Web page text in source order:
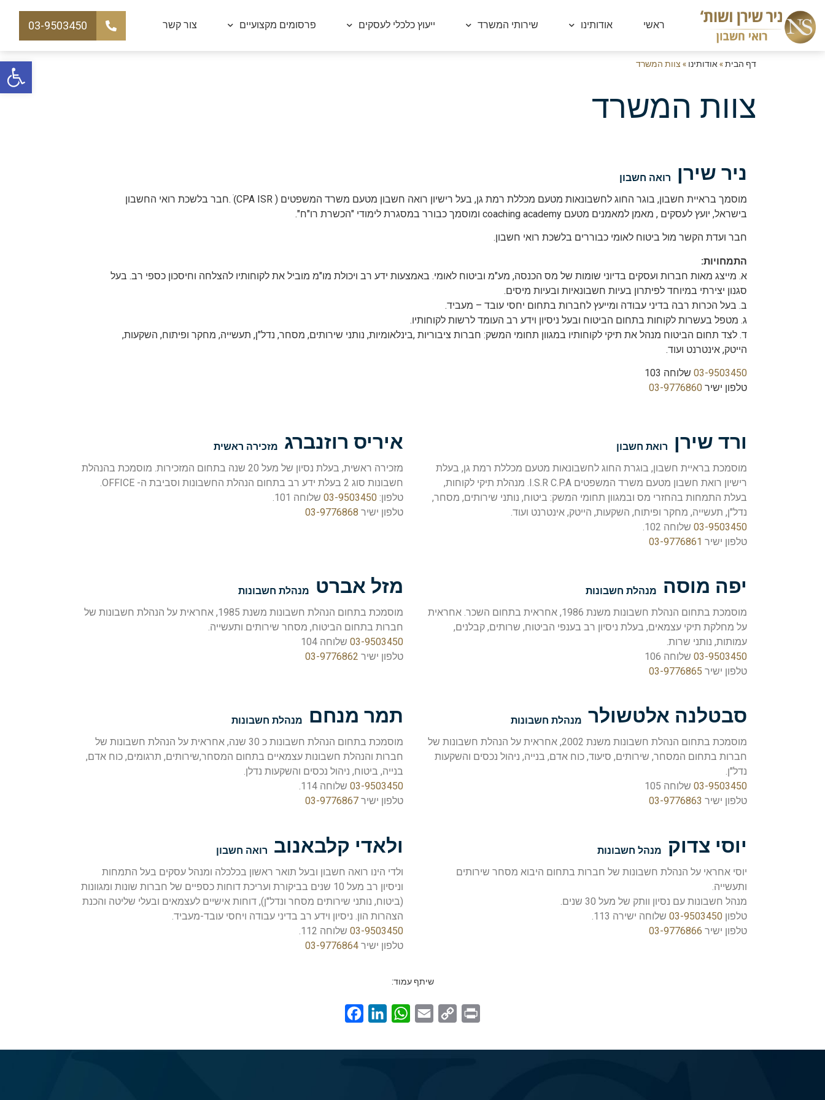
ראשי אודותינו שירותי המשרד ייעוץ כלכלי לעסקים פרסומים מקצועיים צור קשר 03-9503450
דף הבית»אודותינו » צוות המשרד
צוות המשרד
ניר שירן
רואה חשבון
מוסמך בראיית חשבון, בוגר החוג לחשבונאות מטעם מכללת רמת גן, בעל רישיון רואה חשבון מטעם משרד המשפטים ( CPA ISR)ׂ .חבר בלשכת רואי החשבון
בישראל, יועץ לעסקים , מאמן למאמנים מטעם coaching academy ומוסמך כבורר במסגרת לימודי "הכשרת רו"ח".
חבר ועדת הקשר מול ביטוח לאומי כבוררים בלשכת רואי חשבון.
התמחויות:
א. מייצג מאות חברות ועסקים בדיוני שומות של מס הכנסה, מע"מ וביטוח לאומי. באמצעות ידע רב ויכולת מו"מ מוביל את לקוחותיו להצלחה וחיסכון כספי רב. בעל
סגנון יצירתי במיוחד לפיתרון בעיות חשבונאיות ובעיות מיסים.
ב. בעל הכרות רבה בדיני עבודה ומייעץ לחברות בתחום יחסי עובד – מעביד.
ג. מטפל בעשרות לקוחות בתחום הביטוח ובעל ניסיון וידע רב העומד לרשות לקוחותיו.
ד. לצד תחום הביטוח מנהל את תיקי לקוחותיו במגוון תחומי המשק: חברות ציבוריות ,בינלאומיות, נותני שירותים, מסחר, נדל"ן, תעשייה, מחקר ופיתוח, השקעות,
הייטק, אינטרנט ועוד.
03-9503450 שלוחה 103
טלפון ישיר 03-9776860
ורד שירן
רואת חשבון
מוסמכת בראיית חשבון, בוגרת החוג לחשבונאות מטעם מכללת רמת גן, בעלת
רישיון רואת חשבון מטעם משרד המשפטים I.S.R C.P.A. מנהלת תיקי לקוחות,
בעלת התמחות בהחזרי מס ובמגוון תחומי המשק: ביטוח, נותני שירותים, מסחר,
נדל"ן, תעשייה, מחקר ופיתוח, השקעות, הייטק, אינטרנט ועוד.
03-9503450 שלוחה 102.
טלפון ישיר 03-9776861
איריס רוזנברג
מזכירה ראשית
מזכירה ראשית, בעלת נסיון של מעל 20 שנה בתחום המזכירות. מוסמכת בהנהלת
חשבונות סוג 2 בעלת ידע רב בתחום הנהלת החשבונות וסביבת ה- OFFICE.
טלפון: 03-9503450 שלוחה 101.
טלפון ישיר 03-9776868
יפה מוסה
מנהלת חשבונות
מוסמכת בתחום הנהלת חשבונות משנת 1986, אחראית בתחום השכר. אחראית
על מחלקת תיקי עצמאים, בעלת ניסיון רב בענפי הביטוח, שרותים, קבלנים,
עמותות, נותני שרות.
03-9503450 שלוחה 106
טלפון ישיר 03-9776865
מזל אברט
מנהלת חשבונות
מוסמכת בתחום הנהלת חשבונות משנת 1985, אחראית על הנהלת חשבונות של
חברות בתחום הביטוח, מסחר שירותים ותעשייה.
03-9503450 שלוחה 104
טלפון ישיר 03-9776862
סבטלנה אלטשולר מנהלת חשבונות
מוסמכת בתחום הנהלת חשבונות משנת 2002, אחראית על הנהלת חשבונות של
חברות בתחום המסחר, שירותים, סיעוד, כוח אדם, בנייה, ניהול נכסים והשקעות
נדל"ן.
03-9503450 שלוחה 105
טלפון ישיר 03-9776863
תמר מנחם
מנהלת חשבונות
מוסמכת בתחום הנהלת חשבונות כ 30 שנה, אחראית על הנהלת חשבונות של
חברות והנהלת חשבונות עצמאיים בתחום המסחר,שירותים, תרגומים, כוח אדם,
בנייה, ביטוח, ניהול נכסים והשקעות נדלן.
03-9503450 שלוחה 114.
טלפון ישיר 03-9776867
יוסי צדוק
מנהל חשבונות
יוסי אחראי על הנהלת חשבונות של חברות בתחום היבוא מסחר שירותים
ותעשייה.
מנהל חשבונות עם נסיון וותק של מעל 30 שנים.
טלפון 03-9503450 שלוחה ישירה 113.
טלפון ישיר 03-9776866
ולאדי קלבאנוב
רואה חשבון
ולדי הינו רואה חשבון ובעל תואר ראשון בכלכלה ומנהל עסקים בעל התמחות
וניסיון רב מעל 10 שנים בביקורת ועריכת דוחות כספיים של חברות שונות ומגוונות
(ביטוח, נותני שירותים מסחר ונדל"ן), דוחות אישיים לעצמאים ובעלי שליטה והכנת
הצהרות הון. ניסיון וידע רב בדיני עבודה ויחסי עובד-מעביד.
03-9503450 שלוחה 112.
טלפון ישיר 03-9776864
שיתף עמוד:
Print
Copy
Email
WhatsApp
LinkedIn